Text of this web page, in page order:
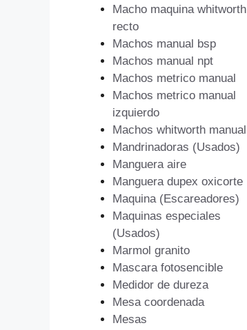
Macho maquina whitworth
recto
Machos manual bsp
Machos manual npt
Machos metrico manual
Machos metrico manual
izquierdo
Machos whitworth manual
Mandrinadoras (Usados)
Manguera aire
Manguera dupex oxicorte
Maquina (Escareadores)
Maquinas especiales
(Usados)
Marmol granito
Mascara fotosencible
Medidor de dureza
Mesa coordenada
Mesas